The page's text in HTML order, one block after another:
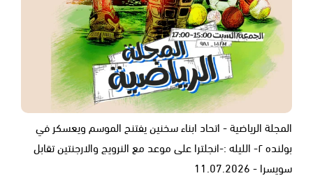
المجلة الرياضية - اتحاد ابناء سخنين يفتنح الموسم ويعسكر في
بولنده ٢- الليله :-انجلترا على موعد مع النرويج والارجنتين تقابل
سويسرا - 11.07.2026